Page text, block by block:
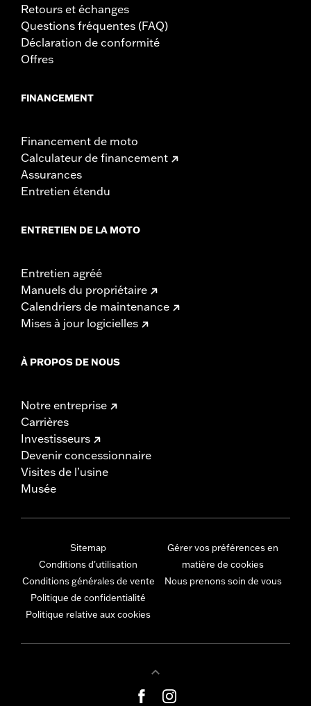
Retours et échanges
Questions fréquentes (FAQ)
Déclaration de conformité
Offres
FINANCEMENT
Financement de moto
Calculateur de financement
Assurances
Entretien étendu
ENTRETIEN DE LA MOTO
Entretien agréé
Manuels du propriétaire
Calendriers de maintenance
Mises à jour logicielles
À PROPOS DE NOUS
Notre entreprise
Carrières
Investisseurs
Devenir concessionnaire
Visites de l’usine
Musée
Sitemap
Conditions d'utilisation
Conditions générales de vente
Politique de confidentialité
Politique relative aux cookies
Gérer vos préférences en
matière de cookies
Nous prenons soin de vous